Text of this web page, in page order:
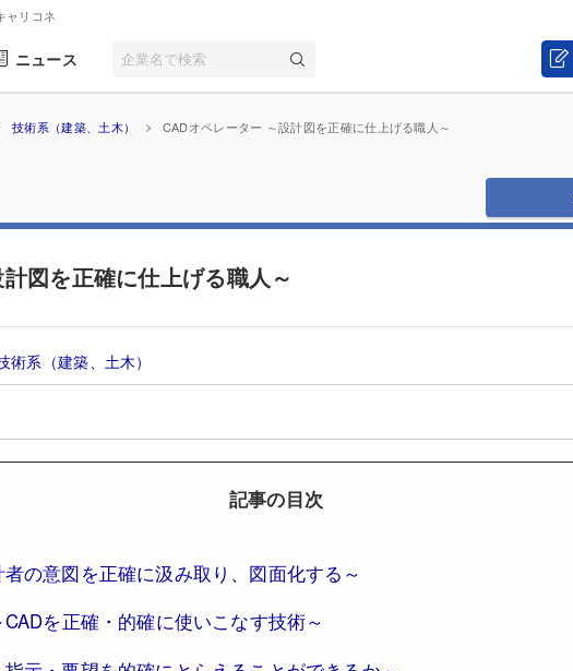
ャリコネ
ニュース
技術系（建築、土木） CADオペレーター ～設計図を正確に仕上げる職人～
図を正確に仕上げる職人～
術系（建築、土木）
記事の目次
の意図を正確に汲み取り、図面化する～
を正確・的確に使いこなす技術～